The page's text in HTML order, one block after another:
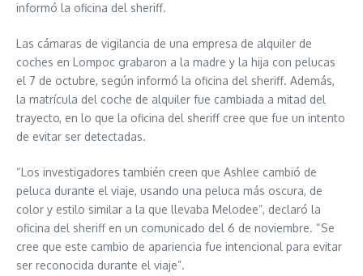
informó la oficina del sheriff.
Las cámaras de vigilancia de una empresa de alquiler de
coches en Lompoc grabaron a la madre y la hija con pelucas
el 7 de octubre, según informó la oficina del sheriff. Además,
la matrícula del coche de alquiler fue cambiada a mitad del
trayecto, en lo que la oficina del sheriff cree que fue un intento
de evitar ser detectadas.
“Los investigadores también creen que Ashlee cambió de
peluca durante el viaje, usando una peluca más oscura, de
color y estilo similar a la que llevaba Melodee”, declaró la
oficina del sheriff en un comunicado del 6 de noviembre. “Se
cree que este cambio de apariencia fue intencional para evitar
ser reconocida durante el viaje”.